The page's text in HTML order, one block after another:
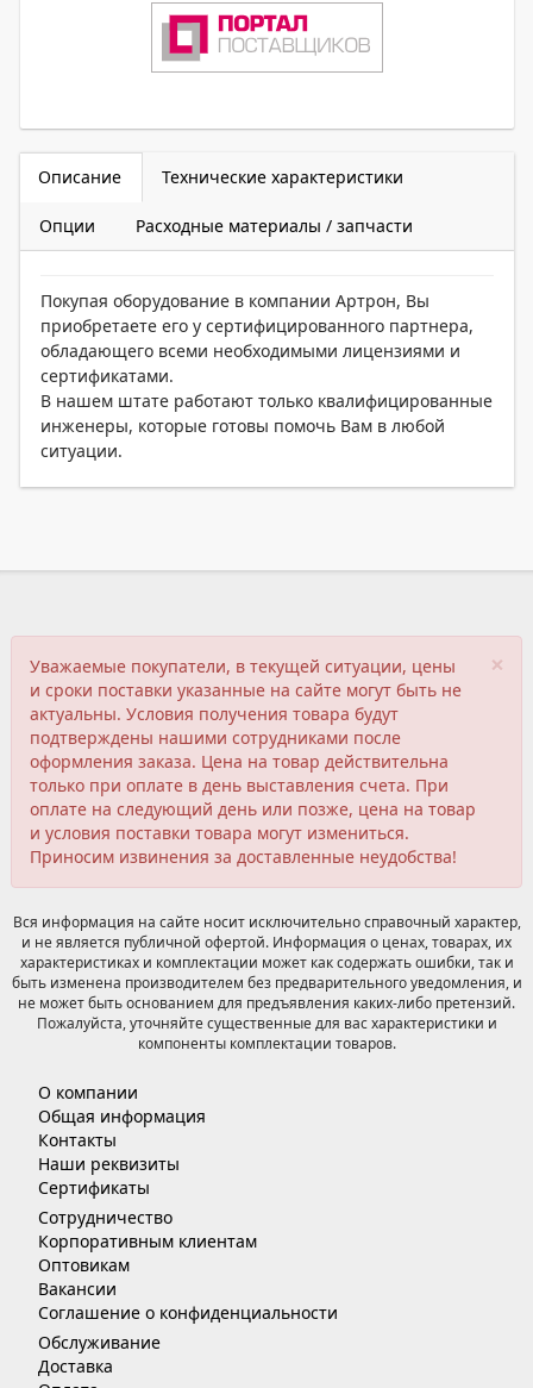
Описание Технические характеристики
Опции Расходные материалы / запчасти
Покупая оборудование в компании Артрон, Вы
приобретаете его у сертифицированного партнера,
обладающего всеми необходимыми лицензиями и
сертификатами.
В нашем штате работают только квалифицированные
инженеры, которые готовы помочь Вам в любой
ситуации.
×
Уважаемые покупатели, в текущей ситуации, цены
и сроки поставки указанные на сайте могут быть не
актуальны. Условия получения товара будут
подтверждены нашими сотрудниками после
оформления заказа. Цена на товар действительна
только при оплате в день выставления счета. При
оплате на следующий день или позже, цена на товар
и условия поставки товара могут измениться.
Приносим извинения за доставленные неудобства!
Вся информация на сайте носит исключительно справочный характер,
и не является публичной офертой. Информация о ценах, товарах, их
характеристиках и комплектации может как содержать ошибки, так и
быть изменена производителем без предварительного уведомления, и
не может быть основанием для предъявления каких-либо претензий.
Пожалуйста, уточняйте существенные для вас характеристики и
компоненты комплектации товаров.
О компании
Общая информация
Контакты
Наши реквизиты
Сертификаты
Сотрудничество
Корпоративным клиентам
Оптовикам
Вакансии
Соглашение о конфиденциальности
Обслуживание
Доставка